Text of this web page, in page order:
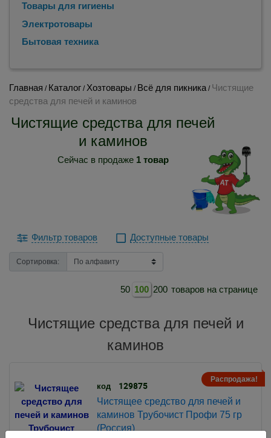
Товары для гигиены
Электротовары
Бытовая техника
Главная / Каталог / Хозтовары / Всё для пикника / Чистящие
средства для печей и каминов
Чистящие средства для печей
и каминов
Сейчас в продаже 1 товар
Фильтр товаров Доступные товары
Сортировка:
50 100 200 товаров на странице
Чистящие средства для печей и
каминов
Распродажа!
код 129875
Чистящее средство для печей и
каминов Трубочист Профи 75 гр
(Россия)